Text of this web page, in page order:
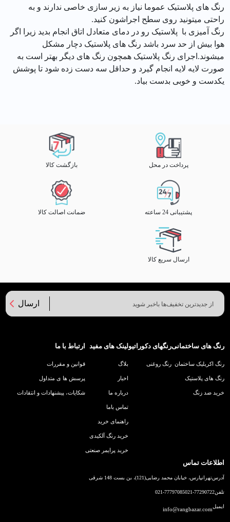
رنگ های پلاستیک عموما نیاز به زیر سازی خاصی ندارند و به
راحتی میتونید روی سطح اجراشون کنید.
رنگ آمیزی با پلاستیک رو در دمای متعادل اتاق انجام بدید زیرا اگر
هوا بیش از حد سرد باشد رنگ های پلاستیک دچار مشکل
میشوند.اجرای رنگ پلاستیک همچون رنگ های دیگر بهتر است به
صورت لایه لایه انجام گیرد و حداقل سه دست زده شود تا پوشش
یکدست و خوبی بدست بیاد.
پرداخت در محل بازگشت کالا
پشتیبانی 24 ساعته ضمانت اصالت کالا
ارسال سریع کالا
ارسال
رنگ های ساختمانی
رنگ اکریلیک ساختمان
رنگ های پلاستیک
خرید ضد زنگ
رنگهای دکوراتیو
رنگ روغنی
لینک های مفید
بلاگ
اخبار
درباره ما
تماس باما
راهنمای خرید
خرید رنگ آلکیدی
خرید پرایمر صنعتی
ارتباط با ما
قوانین و مقررات
پرسش ها ی متداول
شکایات، پیشنهادات و انتقادات
اطلاعات تماس
آدرستهرانپارس، خیابان محمد رضایی(121)، بن بست 148 شرقی
تلفن021-77290722
021-77797085
ایمیلinfo@rangbazar.com